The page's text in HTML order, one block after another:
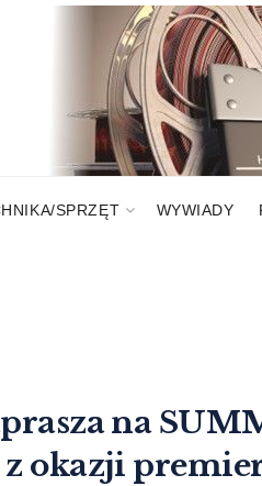
SPRZĘT WYWIADY
na
okazji